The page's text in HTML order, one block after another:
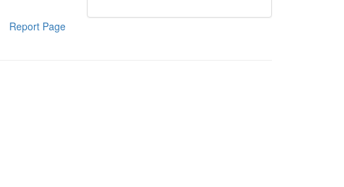
Report Page